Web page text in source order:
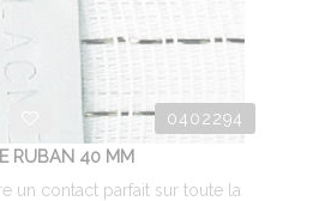
0402294
RUBAN 40 MM
un contact parfait sur toute la